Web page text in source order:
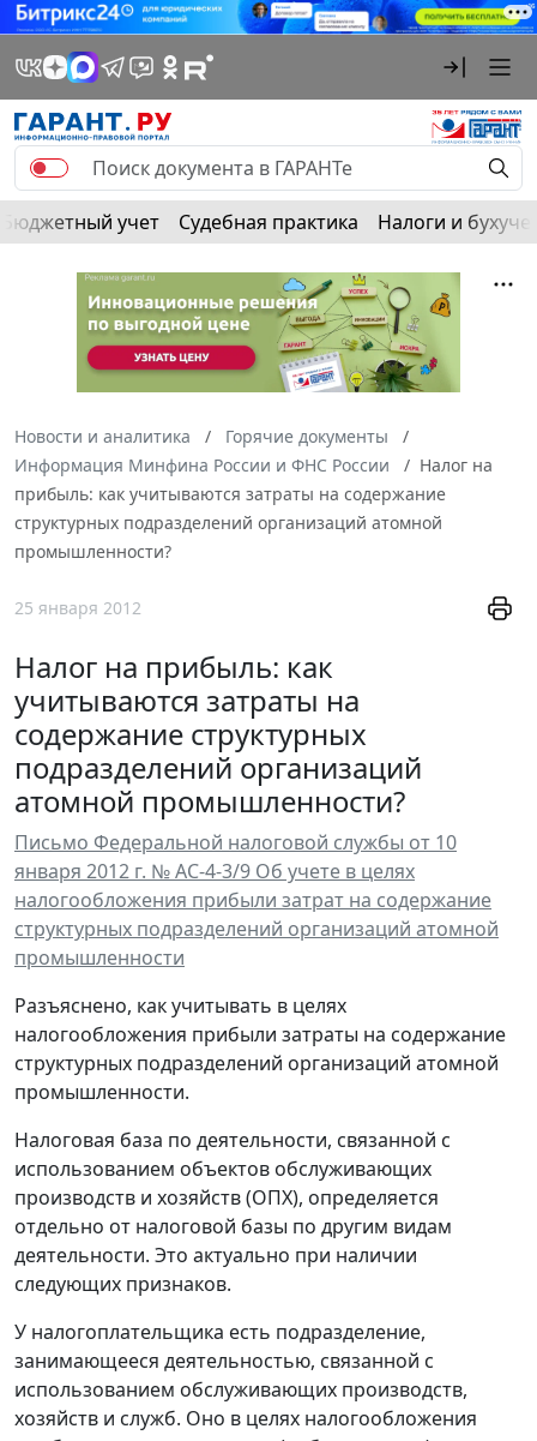
Бюджетный учет Судебная практика Налоги и
Новости и аналитика
Горячие документы
Информация Минфина России и ФНС России
Налог на
прибыль: как учитываются затраты на содержание
структурных подразделений организаций атомной
промышленности?
25 января 2012
Налог на прибыль: как
учитываются затраты на
содержание структурных
подразделений организаций
атомной промышленности?
Письмо Федеральной налоговой службы от 10
января 2012 г. № АС-4-3/9 Об учете в целях
налогообложения прибыли затрат на содержание
структурных подразделений организаций атомной
промышленности
Разъяснено, как учитывать в целях
налогообложения прибыли затраты на содержание
структурных подразделений организаций атомной
промышленности.
Налоговая база по деятельности, связанной с
использованием объектов обслуживающих
производств и хозяйств (ОПХ), определяется
отдельно от налоговой базы по другим видам
деятельности. Это актуально при наличии
следующих признаков.
У налогоплательщика есть подразделение,
занимающееся деятельностью, связанной с
использованием обслуживающих производств,
хозяйств и служб. Оно в целях налогообложения